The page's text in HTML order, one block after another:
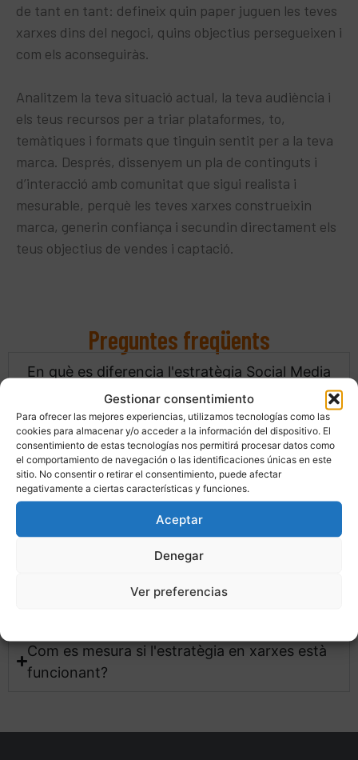
Gestionar consentimiento
Para ofrecer las mejores experiencias, utilizamos tecnologías como las
cookies para almacenar y/o acceder a la información del dispositivo. El
consentimiento de estas tecnologías nos permitirá procesar datos como
el comportamiento de navegación o las identificaciones únicas en este
sitio. No consentir o retirar el consentimiento, puede afectar
negativamente a ciertas características y funciones.
Aceptar
Denegar
Ver preferencias
de tant en tant: defineix quin paper juguen les teves
xarxes dins del negoci, quins objectius persegueixen i
com els aconseguiràs.​
Analitzem la teva situació actual, la teva audiència i
els teus recursos per a triar plataformes, to,
temàtiques i formats que tinguin sentit per a la teva
marca. Després, dissenyem un pla de continguts i
d’interacció amb comunitat que sigui realista i
mesurable, perquè les teves xarxes construeixin
marca, generin confiança i secundin directament els
teus objectius de vendes i captació.
Preguntes freqüents
En què es diferencia l'estratègia Social Media
de la gestió diària de xarxes?
L’estratègia Social Media defineix objectius, públics,
missatges clau, plataformes i tipus de contingut
abans de començar a publicar. La gestió diària
consisteix a executar aquest pla: crear i programar
publicacions, respondre a la comunitat i ajustar
segons les dades.
Quant contingut necessito publicar a la
Com es mesura si l'estratègia en xarxes està
funcionant?